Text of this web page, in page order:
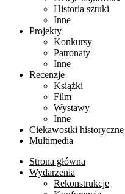
Historia sztuki
Inne
Projekty
Konkursy
Patronaty
Inne
Recenzje
Książki
Film
Wystawy
Inne
Ciekawostki historyczne
Multimedia
Strona główna
Wydarzenia
Rekonstrukcje